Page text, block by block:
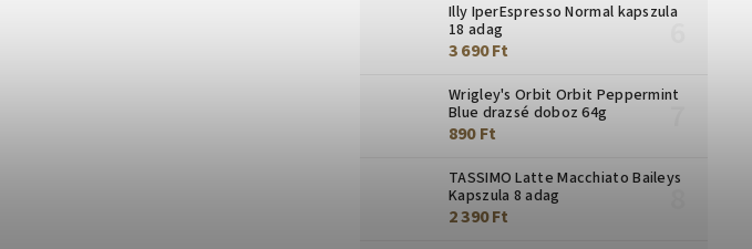
Illy IperEspresso Normal kapszula
18 adag
3 690 Ft
Wrigley's Orbit Orbit Peppermint
Blue drazsé doboz 64g
890 Ft
TASSIMO Latte Macchiato Baileys
Kapszula 8 adag
2 390 Ft